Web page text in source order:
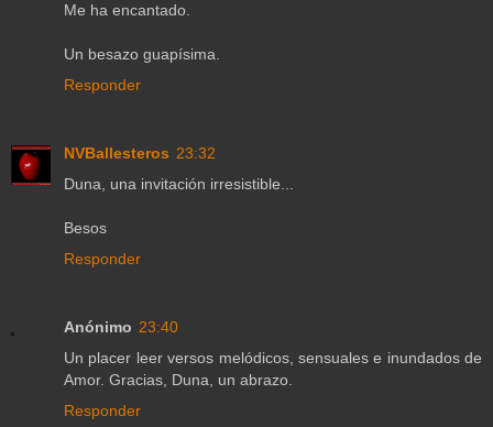
Me ha encantado.
Un besazo guapísima.
Responder
NVBallesteros 23:32
Duna, una invitación irresistible...
Besos
Responder
Anónimo 23:40
Un placer leer versos melódicos, sensuales e inundados de
Amor. Gracias, Duna, un abrazo.
Responder